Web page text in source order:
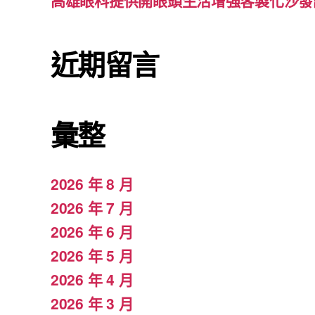
近期留言
彙整
2026 年 8 月
2026 年 7 月
2026 年 6 月
2026 年 5 月
2026 年 4 月
2026 年 3 月